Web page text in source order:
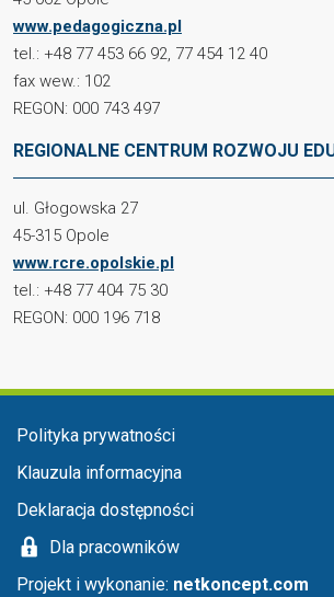
www.pedagogiczna.pl
tel.: +48 77 453 66 92, 77 454 12 40
fax wew.: 102
REGON: 000 743 497
REGIONALNE CENTRUM ROZWOJU
ul. Głogowska 27
45-315 Opole
www.rcre.opolskie.pl
tel.: +48 77 404 75 30
REGON: 000 196 718
Menu stopka
Polityka prywatności
Klauzula informacyjna
Deklaracja dostępności
Dla pracowników
Projekt i wykonanie: netkoncept.com